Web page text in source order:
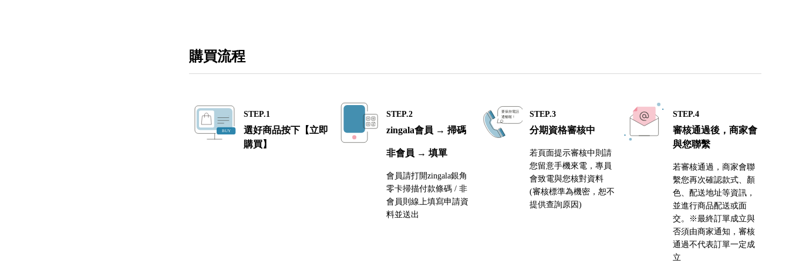
購買流程
STEP.1
選好商品按下【立即
購買】
STEP.2
zingala會員 → 掃碼
非會員 → 填單
會員請打開zingala銀角
零卡掃描付款條碼 / 非
會員則線上填寫申請資
料並送出
STEP.3
分期資格審核中
若頁面提示審核中則請
您留意手機來電，專員
會致電與您核對資料
(審核標準為機密，恕不
提供查詢原因)
STEP.4
審核通過後，商家會
與您聯繫
若審核通過，商家會聯
繫您再次確認款式、顏
色、配送地址等資訊，
並進行商品配送或面
交。※最終訂單成立與
否須由商家通知，審核
通過不代表訂單一定成
立